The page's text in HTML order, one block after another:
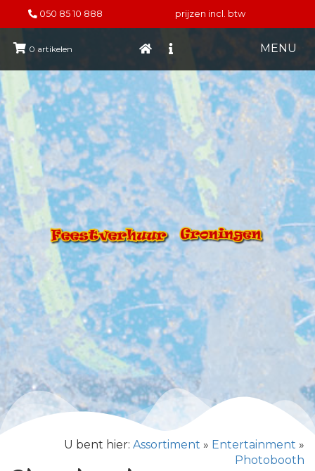
050 85 10 888 prijzen incl. btw
0 artikelen MENU
U bent hier: Assortiment » Entertainment »
Photobooth